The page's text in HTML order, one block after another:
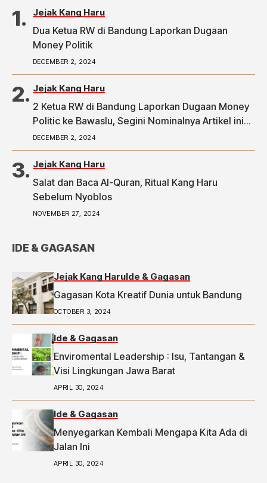
Jejak Kang Haru
Dua Ketua RW di Bandung Laporkan Dugaan
Money Politik
DECEMBER 2, 2024
Jejak Kang Haru
2 Ketua RW di Bandung Laporkan Dugaan Money
Politic ke Bawaslu, Segini Nominalnya Artikel ini
telah tayang di Tribunpriangan.com dengan judul
2 Ketua RW di Bandung Laporkan Dugaan Money
Politic ke Bawaslu, Segini Nominalnya,
https://priangan.tribunnews.com/2024/11/30/2-
ketua-rw-di-bandung-laporkan-dugaan-money-
DECEMBER 2, 2024
Jejak Kang Haru
Salat dan Baca Al-Quran, Ritual Kang Haru
Sebelum Nyoblos
NOVEMBER 27, 2024
IDE & GAGASAN
Jejak Kang HaruIde & Gagasan
Gagasan Kota Kreatif Dunia untuk Bandung
OCTOBER 3, 2024
Ide & Gagasan
Enviromental Leadership : Isu, Tantangan &
Visi Lingkungan Jawa Barat
APRIL 30, 2024
Ide & Gagasan
Menyegarkan Kembali Mengapa Kita Ada di
Jalan Ini
APRIL 30, 2024